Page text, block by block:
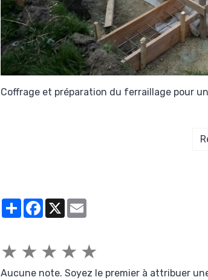
Coffrage et préparation du ferraillage pour
PartagerFacebook
X
★ ★ ★ ★ ★
Aucune note. Soyez le premier à attribuer